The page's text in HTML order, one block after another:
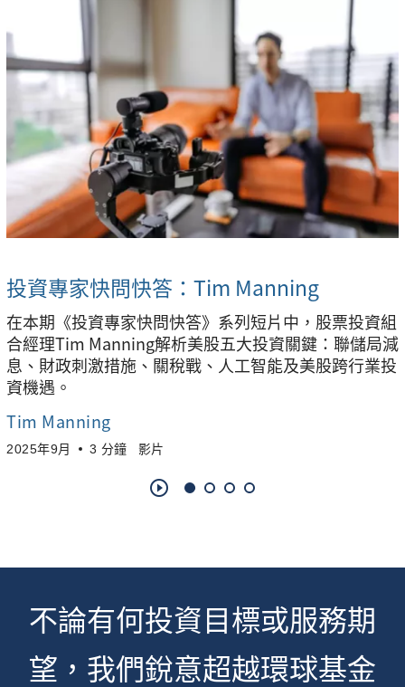
投資專家快問快答：Tim Manning
在本期《投資專家快問快答》系列短片中，股票投資組
合經理Tim Manning解析美股五大投資關鍵：聯儲局減
息、財政刺激措施、關稅戰、人工智能及美股跨行業投
資機遇。
Tim Manning
2025年9月 3 分鐘 影片
play_circle_outline
不論有何投資目標或服務期
望，我們銳意超越環球基金